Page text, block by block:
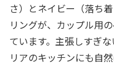
さ）とネイビー（落ち
リングが、カップル用
ています。主張しすぎ
リアのキッチンにも自然